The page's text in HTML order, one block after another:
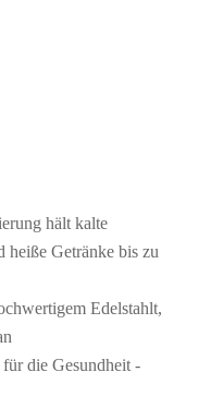
hält kalte
heiße Getränke bis zu
Edelstahlt,
die Gesundheit -